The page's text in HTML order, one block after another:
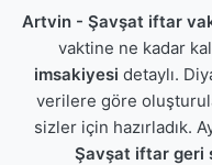
Artvin - Şavşat iftar
vaktine ne kadar
imsakiyesi detaylı.
verilere göre
sizler için hazırladık.
Şavşat iftar geri